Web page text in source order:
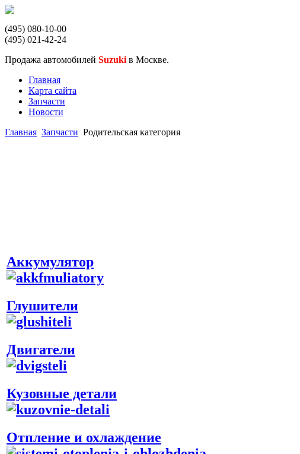
(495) 080-10-00
(495) 021-42-24
Продажа автомобилей Suzuki в Москве.
Главная
Карта сайта
Запчасти
Новости
Главная Запчасти Родительская категория
Аккумулятор
Глушители
Двигатели
Кузовные детали
Отпление и охлаждение